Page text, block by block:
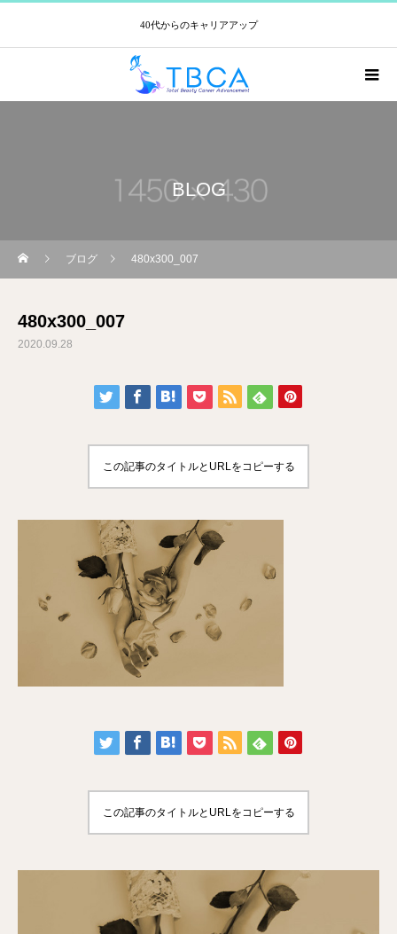
40代からのキャリアアップ
BLOG
ブログ 480x300_007
480x300_007
2020.09.28
この記事のタイトルとURLをコピーする
この記事のタイトルとURLをコピーする